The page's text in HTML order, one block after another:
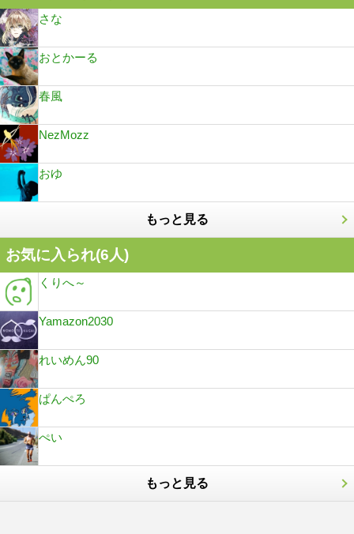
さな
おとかーる
春風
NezMozz
おゆ
もっと見る
お気に入られ(6人)
くりへ～
Yamazon2030
れいめん90
ぱんぺろ
ぺい
もっと見る